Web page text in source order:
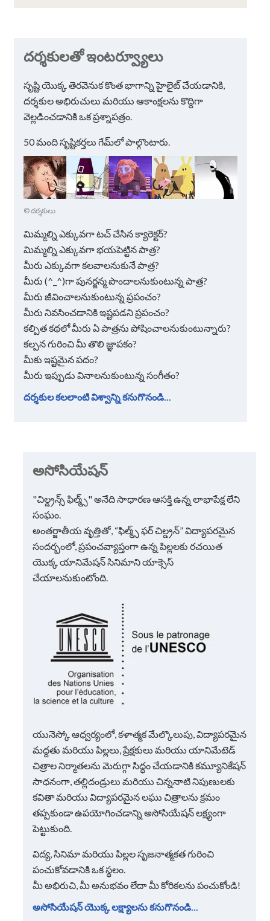
దర్శకులతో ఇంటర్వ్యూలు
సృష్టి యొక్క తెరవెనుక కొంత భాగాన్ని హైలైట్ చేయడానికి,
దర్శకుల అభిరుచులు మరియు ఆకాంక్షలను కొద్దిగా
వెల్లడించడానికి ఒక ప్రశ్నాపత్రం.
50 మంది సృష్టికర్తలు గేమ్‌లో పాల్గొంటారు.
© దర్శకులు
మిమ్మల్ని ఎక్కువగా టచ్ చేసిన క్యారెక్టర్?
మిమ్మల్ని ఎక్కువగా భయపెట్టిన పాత్ర?
మీరు ఎక్కువగా కలవాలనుకునే పాత్ర?
మీరు (^_^)గా పునర్జన్మ పొందాలనుకుంటున్న పాత్ర?
మీరు జీవించాలనుకుంటున్న ప్రపంచం?
మీరు నివసించడానికి ఇష్టపడని ప్రపంచం?
కల్పిత కథలో మీరు ఏ పాత్రను పోషించాలనుకుంటున్నారు?
కల్పన గురించి మీ తొలి జ్ఞాపకం?
మీకు ఇష్టమైన పదం?
మీరు ఇప్పుడు వినాలనుకుంటున్న సంగీతం?
దర్శకుల కలలాంటి విశ్వాన్ని కనుగొనండి...
అసోసియేషన్
"చిల్డ్రన్స్ ఫిల్మ్స్" అనేది సాధారణ ఆసక్తి ఉన్న లాభాపేక్ష లేని
సంఘం.
అంతర్జాతీయ వృత్తితో, “ఫిల్మ్స్ ఫర్ చిల్డ్రన్” విద్యాపరమైన
సందర్భంలో, ప్రపంచవ్యాప్తంగా ఉన్న పిల్లలకు రచయిత
యొక్క యానిమేషన్ సినిమాని యాక్సెస్
చేయాలనుకుంటోంది.
యునెస్కో ఆధ్వర్యంలో, కళాత్మక మేల్కొలుపు, విద్యాపరమైన
మద్దతు మరియు పిల్లలు, ప్రేక్షకులు మరియు యానిమేటెడ్
చిత్రాల నిర్మాతలను మెరుగ్గా సిద్ధం చేయడానికి కమ్యూనికేషన్
సాధనంగా, తల్లిదండ్రులు మరియు చిన్ననాటి నిపుణులకు
కవితా మరియు విద్యాపరమైన లఘు చిత్రాలను క్రమం
తప్పకుండా ఉపయోగించడాన్ని అసోసియేషన్ లక్ష్యంగా
పెట్టుకుంది.
విద్య, సినిమా మరియు పిల్లల సృజనాత్మకత గురించి
పంచుకోవడానికి ఒక స్థలం.
మీ అభిరుచి, మీ అనుభవం లేదా మీ కోరికలను పంచుకోండి!
అసోసియేషన్ యొక్క లక్ష్యాలను కనుగొనండి...